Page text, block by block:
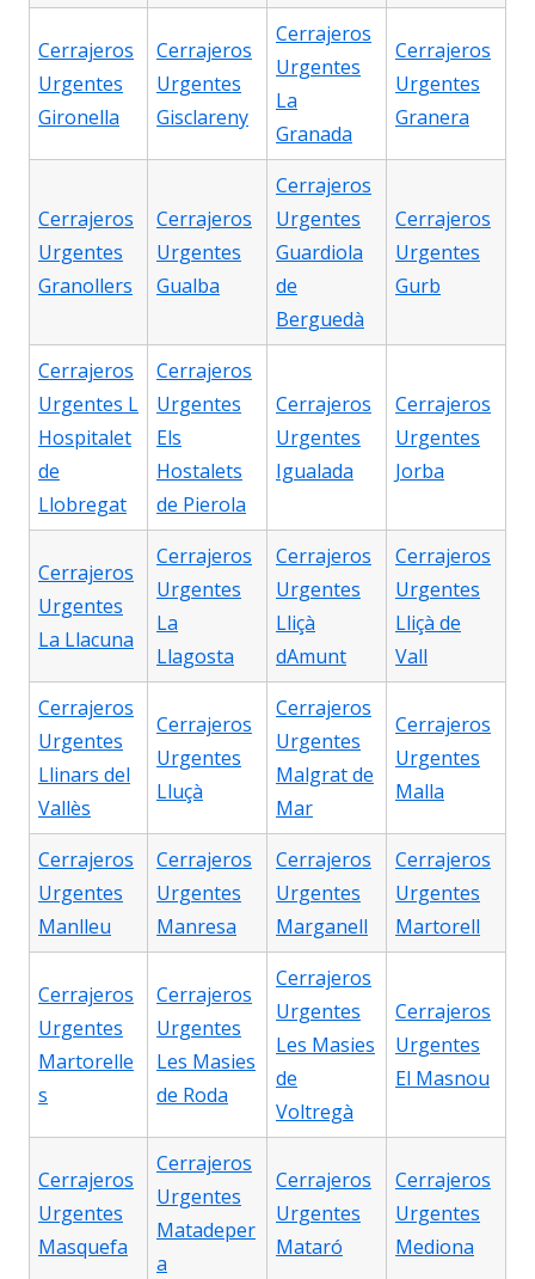
Cerrajeros
Urgentes
Gironella
Cerrajeros
Urgentes
Gisclareny
Cerrajeros
Urgentes
La
Granada
Cerrajeros
Urgentes
Granera
Cerrajeros
Urgentes
Granollers
Cerrajeros
Urgentes
Gualba
Cerrajeros
Urgentes
Guardiola
de
Berguedà
Cerrajeros
Urgentes
Gurb
Cerrajeros
Urgentes L
Hospitalet
de
Llobregat
Cerrajeros
Urgentes
Els
Hostalets
de Pierola
Cerrajeros
Urgentes
Igualada
Cerrajeros
Urgentes
Jorba
Cerrajeros
Urgentes
La Llacuna
Cerrajeros
Urgentes
La
Llagosta
Cerrajeros
Urgentes
Lliçà
dAmunt
Cerrajeros
Urgentes
Lliçà de
Vall
Cerrajeros
Urgentes
Llinars del
Vallès
Cerrajeros
Urgentes
Lluçà
Cerrajeros
Urgentes
Malgrat de
Mar
Cerrajeros
Urgentes
Malla
Cerrajeros
Urgentes
Manlleu
Cerrajeros
Urgentes
Manresa
Cerrajeros
Urgentes
Marganell
Cerrajeros
Urgentes
Martorell
Cerrajeros
Urgentes
Martorelle
s
Cerrajeros
Urgentes
Les Masies
de Roda
Cerrajeros
Urgentes
Les Masies
de
Voltregà
Cerrajeros
Urgentes
El Masnou
Cerrajeros
Urgentes
Masquefa
Cerrajeros
Urgentes
Matadeper
a
Cerrajeros
Urgentes
Mataró
Cerrajeros
Urgentes
Mediona